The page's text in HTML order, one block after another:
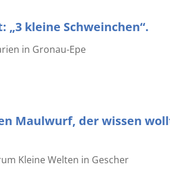
kleine Schweinchen“.
in Gronau-Epe
Maulwurf, der wissen
Kleine Welten in Gescher